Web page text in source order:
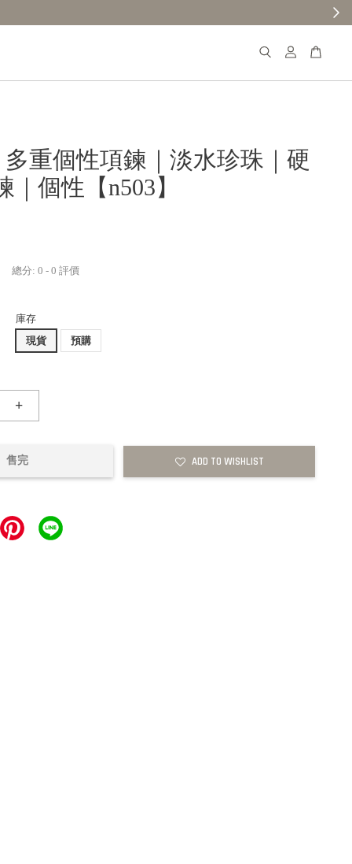
【分享購物評
重個性項鍊｜淡水珍珠｜硬
｜個性【n503】
總分:0 -0 評價
庫存
現貨
預購
+
售完 ADD TO WISHLIST